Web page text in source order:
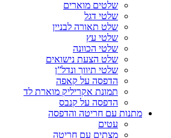
שלטים מוארים
שלטי דגל
שלט תאורה לבניין
שלטי עץ
שלטי הכוונה
שלט הצעת נישואים
שלטי תיווך ונדל”ן
הדפסה על קאפה
תמונת אקריליק מוארת לד
הדפסה על קנבס
מתנות עם חריטה והדפסה
עטים
מצתים עם חריטה